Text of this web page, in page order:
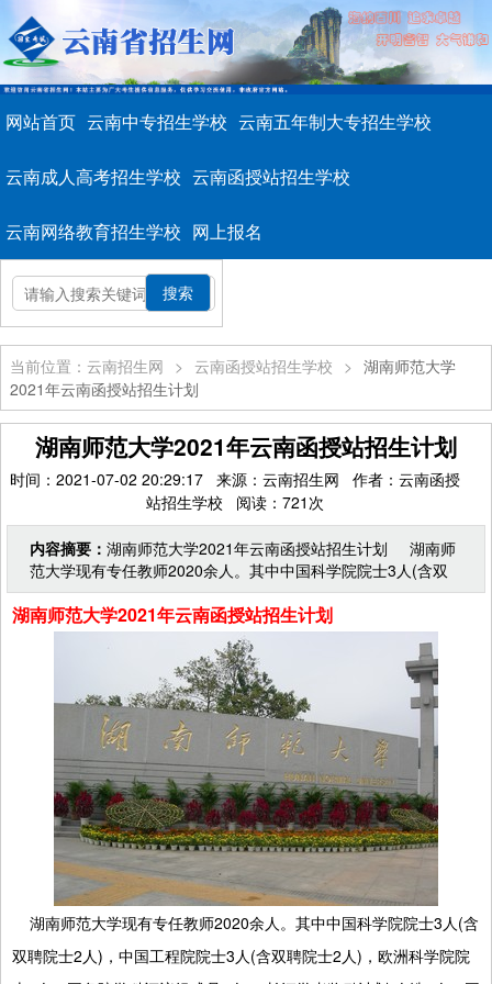
网站首页 云南中专招生学校 云南五年制大专招生学校
云南成人高考招生学校 云南函授站招生学校
云南网络教育招生学校 网上报名
当前位置：云南招生网 > 云南函授站招生学校 > 湖南师范大学
2021年云南函授站招生计划
湖南师范大学2021年云南函授站招生计划
时间：2021-07-02 20:29:17 来源：云南招生网 作者：云南函授
站招生学校 阅读：721次
内容摘要： 湖南师范大学2021年云南函授站招生计划 湖南师
范大学现有专任教师2020余人。其中中国科学院院士3人(含双
聘院士2人)，中国工程院院士3人(含双聘院士
湖南师范大学2021年云南函授站招生计划
湖南师范大学现有专任教师2020余人。其中中国科学院院士3人(含
双聘院士2人)，中国工程院院士3人(含双聘院士2人)，欧洲科学院院